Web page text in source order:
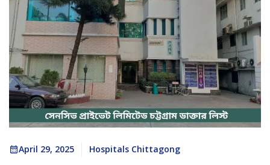
April 29, 2025 Hospitals Chittagong